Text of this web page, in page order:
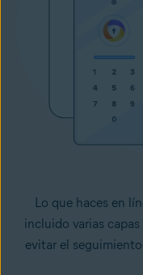
Lo que haces en
incluido varias
evitar el